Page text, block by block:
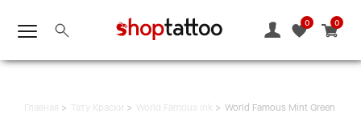
0
0
Главная Тату Краски World Famous ink World Famous Mint Green